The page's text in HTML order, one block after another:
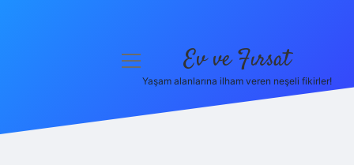
menüyü
Ev ve Fırsat
Yaşam alanlarına ilham veren neşeli fikirler!